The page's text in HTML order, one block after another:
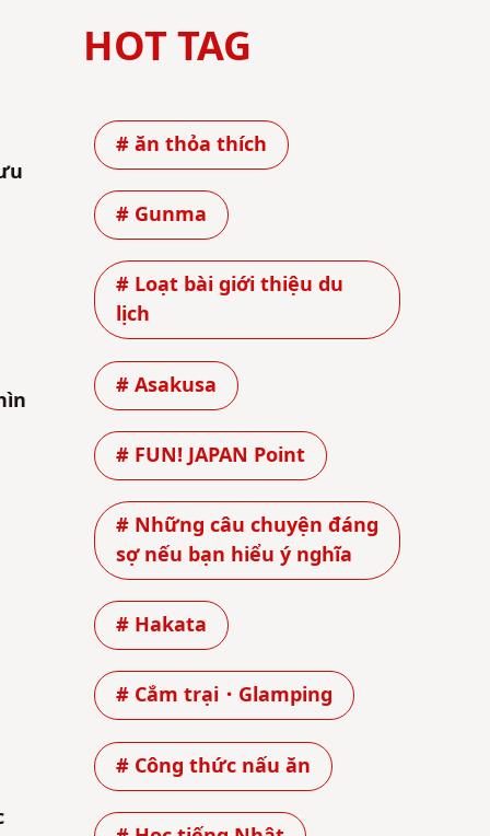
HOT TAG
# ăn thỏa thích
# Gunma
# Loạt bài giới thiệu du
lịch
# Asakusa
# FUN! JAPAN Point
# Những câu chuyện đáng
sợ nếu bạn hiểu ý nghĩa
# Hakata
# Cắm trại・Glamping
# Công thức nấu ăn